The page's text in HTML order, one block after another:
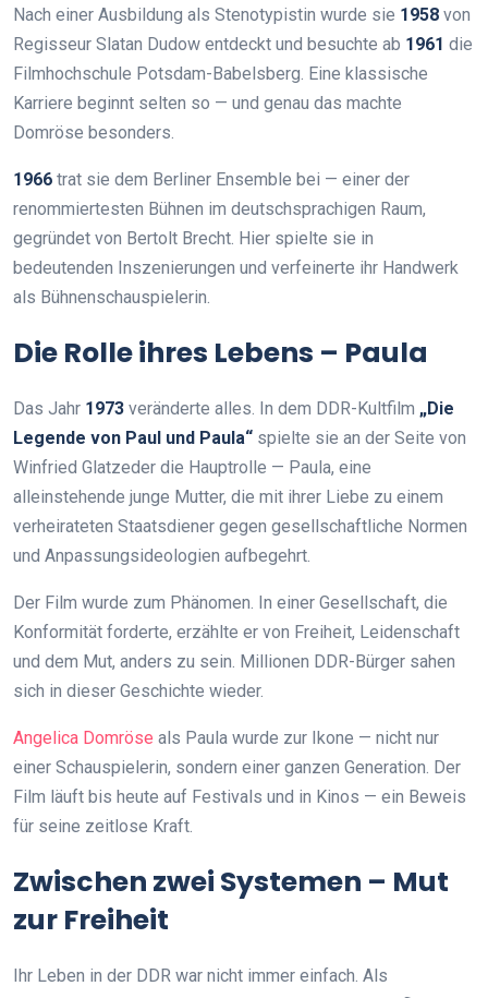
Nach einer Ausbildung als Stenotypistin wurde sie 1958 von
Regisseur Slatan Dudow entdeckt und besuchte ab 1961 die
Filmhochschule Potsdam-Babelsberg. Eine klassische
Karriere beginnt selten so — und genau das machte
Domröse besonders.
1966 trat sie dem Berliner Ensemble bei — einer der
renommiertesten Bühnen im deutschsprachigen Raum,
gegründet von Bertolt Brecht. Hier spielte sie in
bedeutenden Inszenierungen und verfeinerte ihr Handwerk
als Bühnenschauspielerin.
Die Rolle ihres Lebens – Paula
Das Jahr 1973 veränderte alles. In dem DDR-Kultfilm „Die
Legende von Paul und Paula“ spielte sie an der Seite von
Winfried Glatzeder die Hauptrolle — Paula, eine
alleinstehende junge Mutter, die mit ihrer Liebe zu einem
verheirateten Staatsdiener gegen gesellschaftliche Normen
und Anpassungsideologien aufbegehrt.
Der Film wurde zum Phänomen. In einer Gesellschaft, die
Konformität forderte, erzählte er von Freiheit, Leidenschaft
und dem Mut, anders zu sein. Millionen DDR-Bürger sahen
sich in dieser Geschichte wieder.
Angelica Domröse als Paula wurde zur Ikone — nicht nur
einer Schauspielerin, sondern einer ganzen Generation. Der
Film läuft bis heute auf Festivals und in Kinos — ein Beweis
für seine zeitlose Kraft.
Zwischen zwei Systemen – Mut
zur Freiheit
Ihr Leben in der DDR war nicht immer einfach. Als